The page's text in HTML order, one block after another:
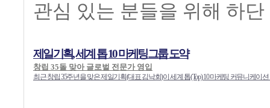
관심 있는 분들을 위해 하
제일기획, 세계 톱 10 마케팅그룹 도약
창립 35돌 맞아 글로벌 전문가 영입
최근 창립 35주년을 맞은 제일기획(대표 김낙회)이 세계 톱(Top) 10 마케팅 커뮤니케